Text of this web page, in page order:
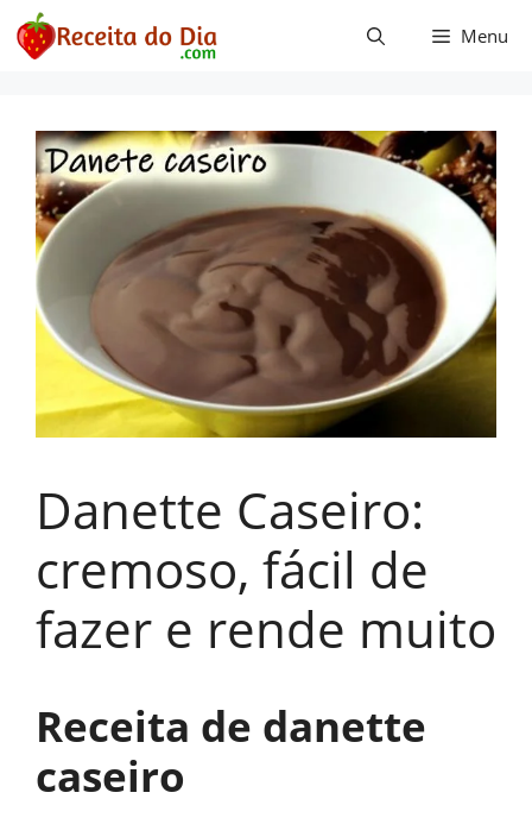
Pular
para
Menu
Danette Caseiro:
cremoso, fácil de
fazer e rende muito
Receita de danette
caseiro